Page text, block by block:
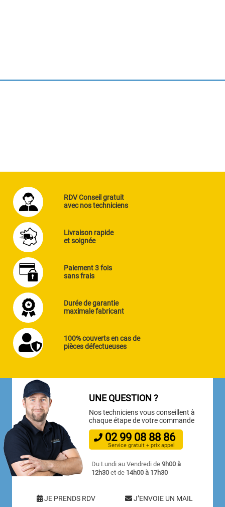
RDV Conseil gratuit
avec nos techniciens
Livraison rapide
et soignée
Paiement 3 fois
sans frais
Durée de garantie
maximale fabricant
100% couverts en cas de
pièces défectueuses
UNE QUESTION ?
Nos techniciens vous conseillent à
chaque étape de votre commande
02 99 08 88 86
Service gratuit + prix appel
Du Lundi au Vendredi de9h00 à
12h30 et de 14h00 à 17h30
JE PRENDS RDV J’ENVOIE UN MAIL